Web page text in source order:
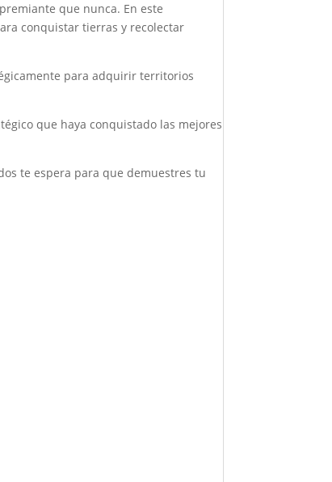
que nunca. En este
conquistar tierras y recolectar
para adquirir territorios
que haya conquistado las mejores
te espera para que demuestres tu